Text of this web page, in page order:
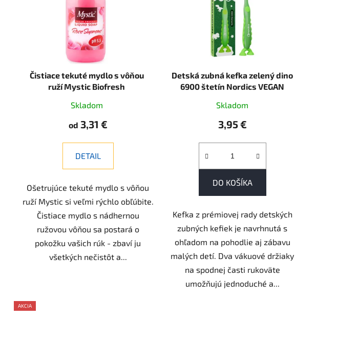
Čistiace tekuté mydlo s vôňou
ruží Mystic Biofresh
Skladom
od 3,31 €
DETAIL
Ošetrujúce tekuté mydlo s vôňou
ruží Mystic si veľmi rýchlo obľúbite.
Čistiace mydlo s nádhernou
ružovou vôňou sa postará o
pokožku vašich rúk - zbaví ju
všetkých nečistôt a...
Detská zubná kefka zelený dino
6900 štetín Nordics VEGAN
Skladom
3,95 €
DO KOŠÍKA
Kefka z prémiovej rady detských
zubných kefiek je navrhnutá s
ohľadom na pohodlie aj zábavu
malých detí. Dva vákuové držiaky
na spodnej časti rukoväte
umožňujú jednoduché a...
AKCIA